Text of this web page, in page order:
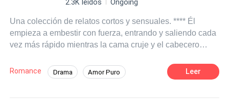
2.3K leídos Ongoing
Una colección de relatos cortos y sensuales. **** Él
empieza a embestir con fuerza, entrando y saliendo cada
vez más rápido mientras la cama cruje y el cabecero
con cada movimiento. —Joder, qué apretada estás, nena
Romance Drama Amor Puro Leer